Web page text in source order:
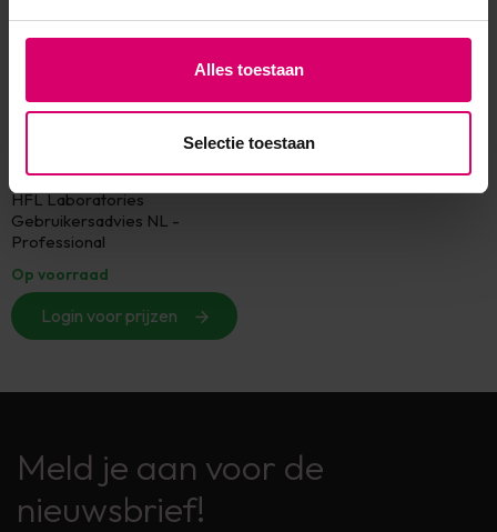
Alles toestaan
Selectie toestaan
HFL Laboratories
HFL Laboratories
Gebruikersadvies NL -
Professional
Op voorraad
Login voor prijzen
Meld je aan voor de
nieuwsbrief!